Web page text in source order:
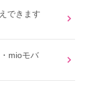
できます
mioモバ